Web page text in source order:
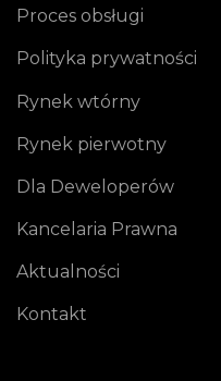
Proces obsługi
Polityka prywatności
Rynek wtórny
Rynek pierwotny
Dla Deweloperów
Kancelaria Prawna
Aktualności
Kontakt